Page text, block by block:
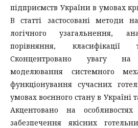
підприємств України в умовах
В статті застосовані методи
логічного узагальнення,
порівняння, класифікації
Сконцентровано увагу на
моделювання системного
функціонування сучасних
умовах воєнного стану в Україні
Акцентовано на
забезпечення якісних